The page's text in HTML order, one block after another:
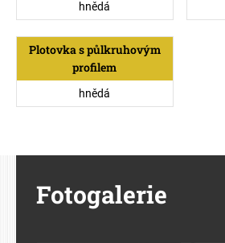
hnědá
Plotovka s půlkruhovým
profilem
hnědá
Fotogalerie